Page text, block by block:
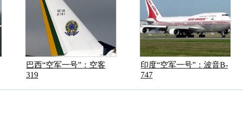
巴西“空军一号”：空客
319
印度“空军一号”：波音B-
747